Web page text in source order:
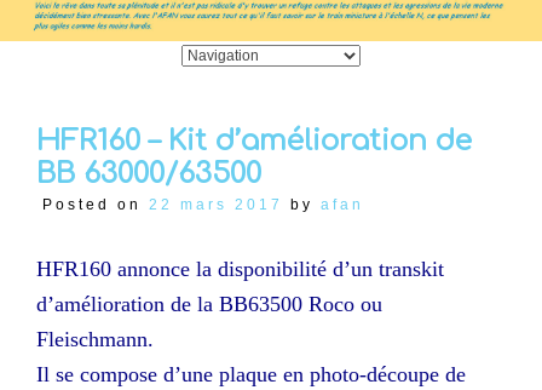
HFR160 – Kit d’amélioration de
BB 63000/63500
Posted on 22 mars 2017 by afan
HFR160 annonce la disponibilité d’un transkit
d’amélioration de la BB63500 Roco ou
Fleischmann.
Il se compose d’une plaque en photo-découpe de